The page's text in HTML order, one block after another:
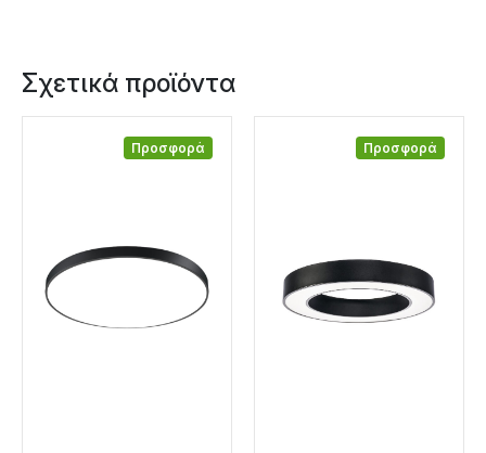
Σχετικά προϊόντα
Προσφορά Προσφορά